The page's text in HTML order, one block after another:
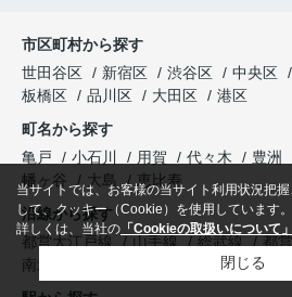
市区町村から探す
世田谷区
新宿区 渋谷区 中央区
板橋区
品川区 大田区
港区
町名から探す
亀戸
小石川 用賀 代々木 豊洲
幡ヶ谷
大島
恵比寿
沿線から探す
都営大江戸線
山手線 総武線 都
南北線
丸ノ内線 東西線
当サイトでは、お客様の当サイト利用状況把
して、クッキー（Cookie）を使用しています。
詳しくは、当社の 「Cookieの取扱いについて」
閉じる